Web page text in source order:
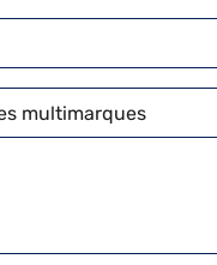
multimarques